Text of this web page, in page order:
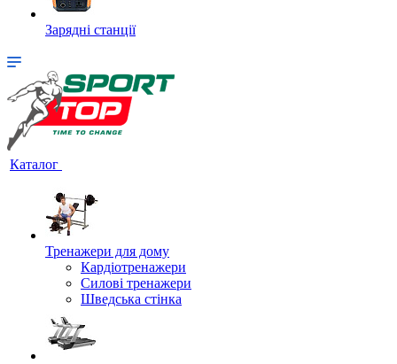
Зарядні станції
Каталог
Тренажери для дому
Кардіотренажери
Силові тренажери
Шведська стінка